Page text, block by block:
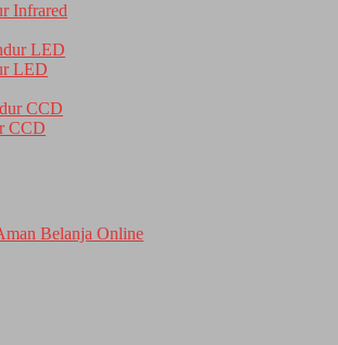
Infrared
LED
CCD
Belanja Online